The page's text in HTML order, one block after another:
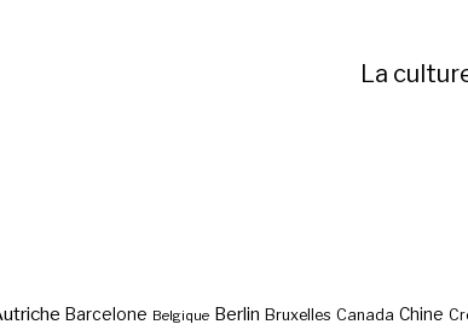
La
Barcelone Belgique Berlin Bruxelles Canada Chine